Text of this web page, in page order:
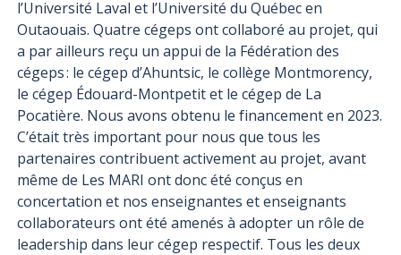
l’Université Laval et l’Université du Québec en
Outaouais. Quatre cégeps ont collaboré au projet, qui
a par ailleurs reçu un appui de la Fédération des
cégeps : le cégep d’Ahuntsic, le collège Montmorency,
le cégep Édouard-Montpetit et le cégep de La
Pocatière. Nous avons obtenu le financement en 2023.
C’était très important pour nous que tous les
partenaires contribuent activement au projet, avant
même de Les MARI ont donc été conçus en
concertation et nos enseignantes et enseignants
collaborateurs ont été amenés à adopter un rôle de
leadership dans leur cégep respectif. Tous les deux